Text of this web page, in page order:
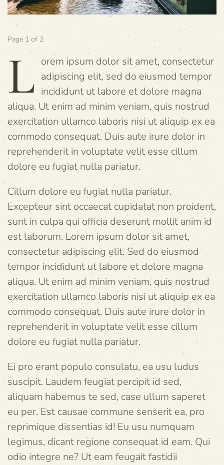
Page 1 of 2
L orem ipsum dolor sit amet, consectetur
adipiscing elit, sed do eiusmod tempor
incididunt ut labore et dolore magna
aliqua. Ut enim ad minim veniam, quis nostrud
exercitation ullamco laboris nisi ut aliquip ex ea
commodo consequat. Duis aute irure dolor in
reprehenderit in voluptate velit esse cillum
dolore eu fugiat nulla pariatur.
Cillum dolore eu fugiat nulla pariatur.
Excepteur sint occaecat cupidatat non proident,
sunt in culpa qui officia deserunt mollit anim id
est laborum. Lorem ipsum dolor sit amet,
consectetur adipiscing elit. Sed do eiusmod
tempor incididunt ut labore et dolore magna
aliqua. Ut enim ad minim veniam, quis nostrud
exercitation ullamco laboris nisi ut aliquip ex ea
commodo consequat. Duis aute irure dolor in
reprehenderit in voluptate velit esse cillum
dolore eu fugiat nulla pariatur.
Ei pro erant populo consulatu, ea usu ludus
suscipit. Laudem feugiat percipit id sed,
aliquam habemus te sed, case ullum saperet
eu per. Est causae commune senserit ea, pro
reprimique dissentias id! Eu usu numquam
legimus, dicant regione consequat id eam. Qui
odio integre ne? Ut eam feugait fastidii